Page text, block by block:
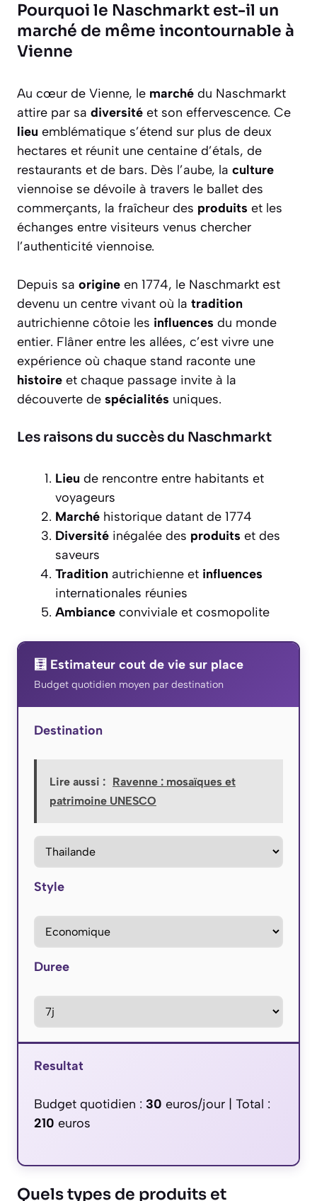
Pourquoi le Naschmarkt est-il un
marché de même incontournable à
Vienne
Au cœur de Vienne, le marché du Naschmarkt
attire par sa diversité et son effervescence. Ce
lieu emblématique s’étend sur plus de deux
hectares et réunit une centaine d’étals, de
restaurants et de bars. Dès l’aube, la culture
viennoise se dévoile à travers le ballet des
commerçants, la fraîcheur des produits et les
échanges entre visiteurs venus chercher
l’authenticité viennoise.
Depuis sa origine en 1774, le Naschmarkt est
devenu un centre vivant où la tradition
autrichienne côtoie les influences du monde
entier. Flâner entre les allées, c’est vivre une
expérience où chaque stand raconte une
histoire et chaque passage invite à la
découverte de spécialités uniques.
Les raisons du succès du Naschmarkt
Lieu de rencontre entre habitants et
voyageurs
Marché historique datant de 1774
Diversité inégalée des produits et des
saveurs
Tradition autrichienne et influences
internationales réunies
Ambiance conviviale et cosmopolite
🧮 Estimateur cout de vie sur place
Budget quotidien moyen par destination
Destination
Lire aussi : Ravenne : mosaïques et
patrimoine UNESCO
Style
Duree
Resultat
Budget quotidien : 30 euros/jour | Total :
210 euros
Quels types de produits et